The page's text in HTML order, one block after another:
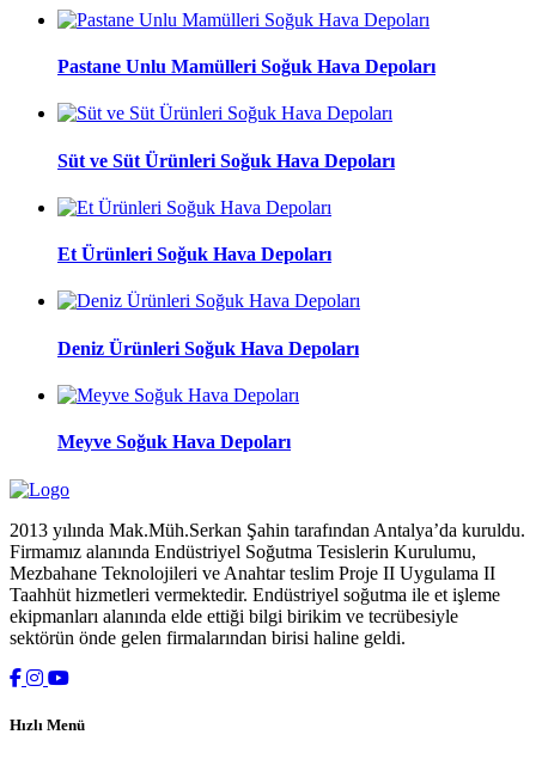
Pastane Unlu Mamülleri Soğuk Hava Depoları
Süt ve Süt Ürünleri Soğuk Hava Depoları
Et Ürünleri Soğuk Hava Depoları
Deniz Ürünleri Soğuk Hava Depoları
Meyve Soğuk Hava Depoları
2013 yılında Mak.Müh.Serkan Şahin tarafından Antalya’da kuruldu.
Firmamız alanında Endüstriyel Soğutma Tesislerin Kurulumu,
Mezbahane Teknolojileri ve Anahtar teslim Proje II Uygulama II
Taahhüt hizmetleri vermektedir. Endüstriyel soğutma ile et işleme
ekipmanları alanında elde ettiği bilgi birikim ve tecrübesiyle
sektörün önde gelen firmalarından birisi haline geldi.
Hızlı Menü